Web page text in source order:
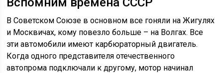
В Советском Союзе в основном все гоняли на Жигулях
и Москвичах, кому повезло больше – на Волгах. Все
эти автомобили имеют карбюраторный двигатель.
Когда одного представителя отечественного
автопрома подключали к другому, мотор начинал